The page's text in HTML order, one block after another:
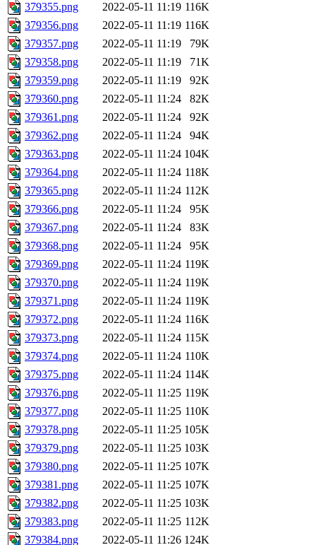
379355.png 2022-05-11 11:19 116K
379356.png
2022-05-11 11:19 116K
379357.png
2022-05-11 11:19
79K
379358.png
2022-05-11 11:19
71K
379359.png
2022-05-11 11:19
92K
379360.png
2022-05-11 11:24
82K
379361.png
2022-05-11 11:24
92K
379362.png
2022-05-11 11:24
94K
379363.png
2022-05-11 11:24 104K
379364.png
2022-05-11 11:24 118K
379365.png
2022-05-11 11:24 112K
379366.png
2022-05-11 11:24
95K
379367.png
2022-05-11 11:24
83K
379368.png
2022-05-11 11:24
95K
379369.png
2022-05-11 11:24 119K
379370.png
2022-05-11 11:24 119K
379371.png
2022-05-11 11:24 119K
379372.png
2022-05-11 11:24 116K
379373.png
2022-05-11 11:24 115K
379374.png
2022-05-11 11:24 110K
379375.png
2022-05-11 11:24 114K
379376.png
2022-05-11 11:25 119K
379377.png
2022-05-11 11:25 110K
379378.png
2022-05-11 11:25 105K
379379.png
2022-05-11 11:25 103K
379380.png
2022-05-11 11:25 107K
379381.png
2022-05-11 11:25 107K
379382.png
2022-05-11 11:25 103K
379383.png
2022-05-11 11:25 112K
379384.png
2022-05-11 11:26 124K